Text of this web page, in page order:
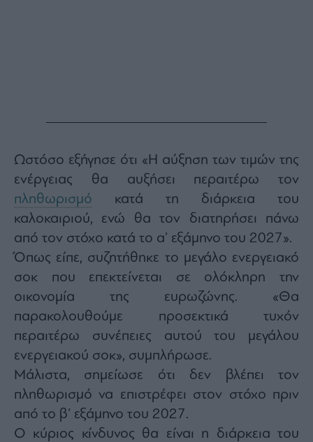
Ωστόσο εξήγησε ότι «Η αύξηση των τιμών της
ενέργειας θα αυξήσει περαιτέρω τον
πληθωρισμό κατά τη διάρκεια του
καλοκαιριού, ενώ θα τον διατηρήσει πάνω
από τον στόχο κατά το α’ εξάμηνο του 2027».
Όπως είπε, συζητήθηκε το μεγάλο ενεργειακό
σοκ που επεκτείνεται σε ολόκληρη την
οικονομία της ευρωζώνης. «Θα
παρακολουθούμε προσεκτικά τυχόν
περαιτέρω συνέπειες αυτού του μεγάλου
ενεργειακού σοκ», συμπλήρωσε.
Μάλιστα, σημείωσε ότι δεν βλέπει τον
πληθωρισμό να επιστρέφει στον στόχο πριν
από το β’ εξάμηνο του 2027.
Ο κύριος κίνδυνος θα είναι η διάρκεια του